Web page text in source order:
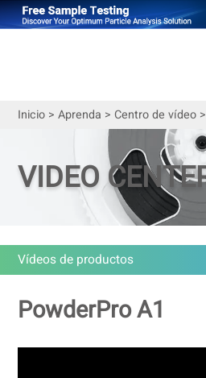
Inicio> Aprenda > Centro de vídeo>
VIDEO
Vídeos de productos
PowderPro A1